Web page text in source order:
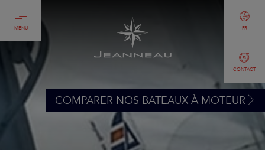
MENU
CONTACT
FR
COMPARER NOS BATEAUX À MOTEUR